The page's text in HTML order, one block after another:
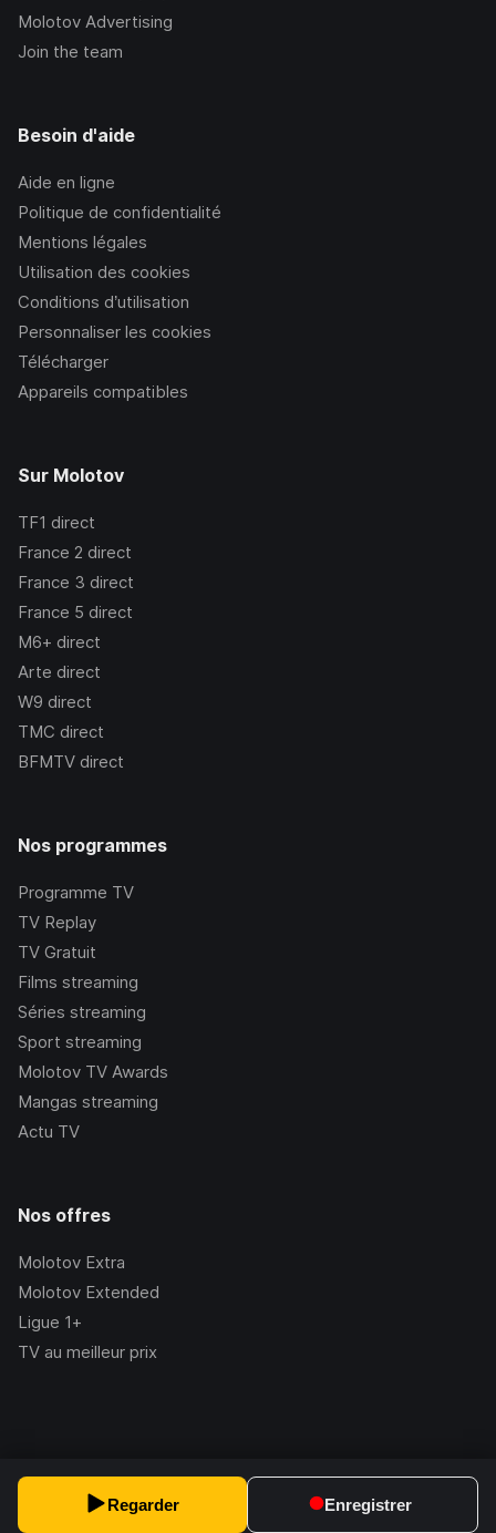
Regarder Enregistrer
Molotov Advertising
Join the team
Besoin d'aide
Aide en ligne
Politique de confidentialité
Mentions légales
Utilisation des cookies
Conditions d’utilisation
Personnaliser les cookies
Télécharger
Appareils compatibles
Sur Molotov
TF1 direct
France 2 direct
France 3 direct
France 5 direct
M6+ direct
Arte direct
W9 direct
TMC direct
BFMTV direct
Nos programmes
Programme TV
TV Replay
TV Gratuit
Films streaming
Séries streaming
Sport streaming
Molotov TV Awards
Mangas streaming
Actu TV
Nos offres
Molotov Extra
Molotov Extended
Ligue 1+
TV au meilleur prix
2.228.1